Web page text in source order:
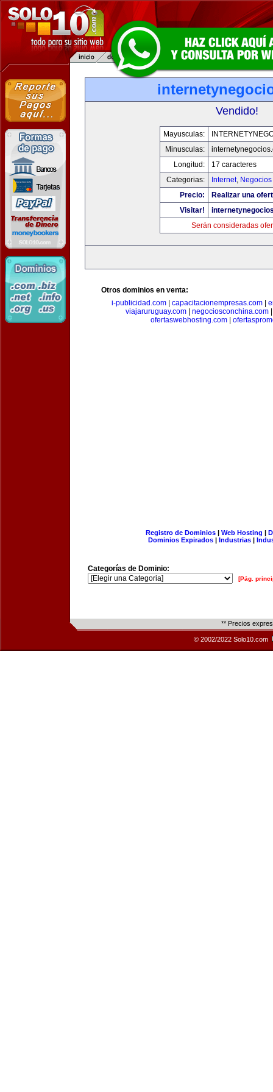
Vendido!
Mayusculas:
Minusculas:
Longitud:
17 caracteres
Categorias:
Internet, Negocios
Precio:
Realizar una
Visitar!
Serán consideradas
Otros dominios en venta:
i-publicidad.com| capacitacionempresas.com|
viajaruruguay.com| negociosconchina.com
ofertaswebhosting.com|
Registro de Dominios| Web Hosting |
Dominios Expirados | Industrias |
Categorías de Dominio:
[Pág.
** Precios
© 2002/2022 Solo10.com